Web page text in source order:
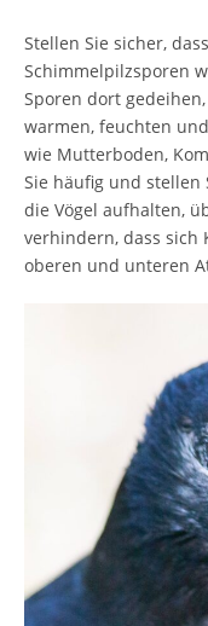
Stellen Sie sicher,
Schimmelpilzsporen
Sporen dort
warmen, feuchten
wie Mutterboden,
Sie häufig und stellen
die Vögel aufhalten,
verhindern, dass sich
oberen und unteren